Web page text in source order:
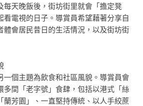
每天晚飯後，街坊街里就會「擔定凳
看電視的日子。導賞員希望藉著分享自
體會居民昔日的生活情況，以及街坊街
一個主題為飲食和社區風貌。導賞員會
多間「老字號」食肆，包括以港式「絲
蘭芳園」、一直堅持傳統、以人手絞蔗